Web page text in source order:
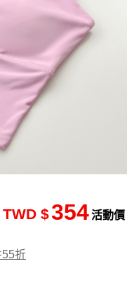
活動價
354
TWD $
55折